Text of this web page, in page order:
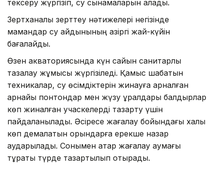
тексеру жүргізіп, су сынамаларын алады.
Зертханалық зерттеу нәтижелері негізінде
мамандар су айдынының қазіргі жай-күйін
бағалайды.
Өзен акваториясында күн сайын санитарлық
тазалау жұмысы жүргізіледі. Қамыс шабатын
техникалар, су өсімдіктерін жинауға арналған
арнайы понтондар мен жүзу құралдары балдырлар
көп жиналған учаскелерді тазарту үшін
пайдаланылады. Әсіресе жағалау бойындағы халық
көп демалатын орындарға ерекше назар
аударылады. Сонымен қатар жағалау аумағы
тұрақты түрде тазартылып отырады.